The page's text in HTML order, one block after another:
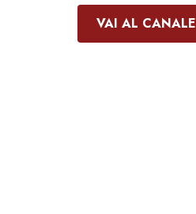
VAI AL CANALE